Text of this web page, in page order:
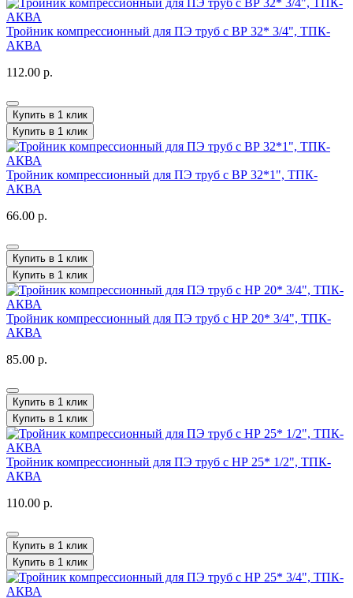
Тройник компрессионный для ПЭ труб с ВР 32* 3/4", ТПК-
АКВА
112.00 р.
Купить в 1 клик
Купить в 1 клик
Тройник компрессионный для ПЭ труб с ВР 32*1", ТПК-
АКВА
66.00 р.
Купить в 1 клик
Купить в 1 клик
Тройник компрессионный для ПЭ труб с НР 20* 3/4", ТПК-
АКВА
85.00 р.
Купить в 1 клик
Купить в 1 клик
Тройник компрессионный для ПЭ труб с НР 25* 1/2", ТПК-
АКВА
110.00 р.
Купить в 1 клик
Купить в 1 клик